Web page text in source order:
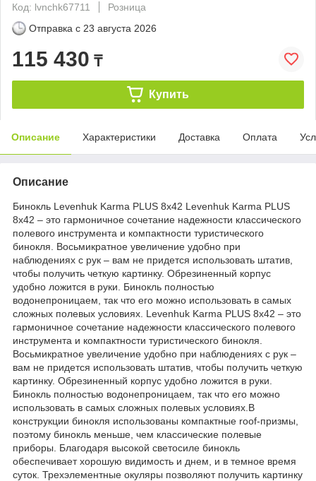
Код: lvnchk67711
Розница
Отправка с 23 августа 2026
115 430 ₸
Купить
Описание Характеристики Доставка Оплата
Описание
Бинокль Levenhuk Karma PLUS 8x42 Levenhuk Karma PLUS
8x42 – это гармоничное сочетание надежности классического
полевого инструмента и компактности туристического
бинокля. Восьмикратное увеличение удобно при
наблюдениях с рук – вам не придется использовать штатив,
чтобы получить четкую картинку. Обрезиненный корпус
удобно ложится в руки. Бинокль полностью
водонепроницаем, так что его можно использовать в самых
сложных полевых условиях. Levenhuk Karma PLUS 8x42 – это
гармоничное сочетание надежности классического полевого
инструмента и компактности туристического бинокля.
Восьмикратное увеличение удобно при наблюдениях с рук –
вам не придется использовать штатив, чтобы получить четкую
картинку. Обрезиненный корпус удобно ложится в руки.
Бинокль полностью водонепроницаем, так что его можно
использовать в самых сложных полевых условиях.В
конструкции бинокля использованы компактные roof-призмы,
поэтому бинокль меньше, чем классические полевые
приборы. Благодаря высокой светосиле бинокль
обеспечивает хорошую видимость и днем, и в темное время
суток. Трехэлементные окуляры позволяют получить картинку